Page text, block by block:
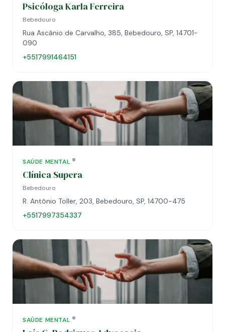
Psicóloga Karla Ferreira
Bebedouro
Rua Ascânio de Carvalho, 385, Bebedouro, SP, 14701-
090
+5517991464151
SAÚDE MENTAL
Clínica Supera
Bebedouro
R. Antônio Toller, 203, Bebedouro, SP, 14700-475
+5517997354337
SAÚDE MENTAL